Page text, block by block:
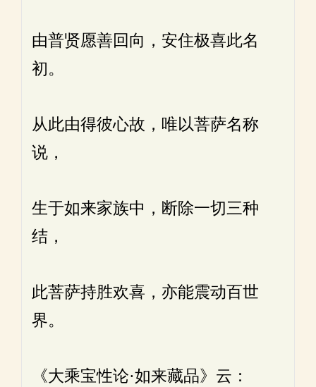
由普贤愿善回向，安住极喜此名
初。
从此由得彼心故，唯以菩萨名称
说，
生于如来家族中，断除一切三种
结，
此菩萨持胜欢喜，亦能震动百世
界。
《大乘宝性论·如来藏品》云：